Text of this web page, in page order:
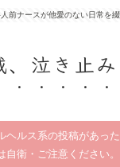
前ナースが他愛のない日常を
、泣き止
ヘルス系の投稿があっ
自衛・ご注意ください。